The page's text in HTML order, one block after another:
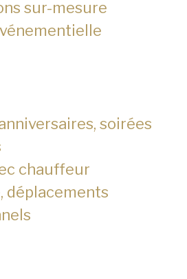
sur-mesure
soirées
chauffeur
déplacements